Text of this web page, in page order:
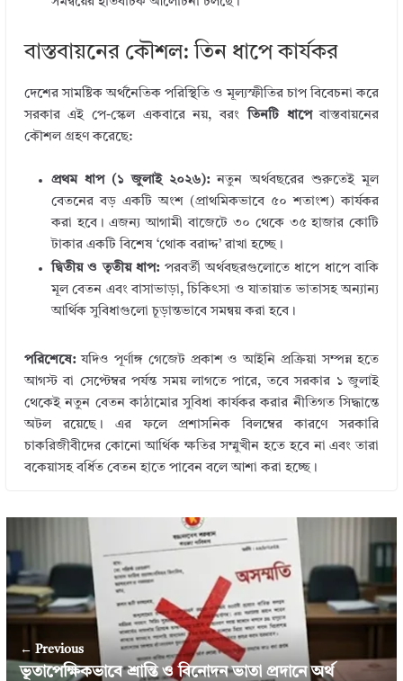
বাস্তবায়নের কৌশল: তিন ধাপে কার্যকর
দেশের সামষ্টিক অর্থনৈতিক পরিস্থিতি ও মূল্যস্ফীতির চাপ বিবেচনা করে
সরকার এই পে-স্কেল একবারে নয়, বরংতিনটি ধাপেবাস্তবায়নের
কৌশল গ্রহণ করেছে:
প্রথম ধাপ (১ জুলাই ২০২৬):নতুন অর্থবছরের শুরুতেই মূল
বেতনের বড় একটি অংশ (প্রাথমিকভাবে ৫০ শতাংশ) কার্যকর
করা হবে। এজন্য আগামী বাজেটে ৩০ থেকে ৩৫ হাজার কোটি
টাকার একটি বিশেষ ‘থোক বরাদ্দ’ রাখা হচ্ছে।
দ্বিতীয় ও তৃতীয় ধাপ:পরবর্তী অর্থবছরগুলোতে ধাপে ধাপে বাকি
মূল বেতন এবং বাসাভাড়া, চিকিৎসা ও যাতায়াত ভাতাসহ অন্যান্য
আর্থিক সুবিধাগুলো চূড়ান্তভাবে সমন্বয় করা হবে।
পরিশেষে:যদিও পূর্ণাঙ্গ গেজেট প্রকাশ ও আইনি প্রক্রিয়া সম্পন্ন হতে
আগস্ট বা সেপ্টেম্বর পর্যন্ত সময় লাগতে পারে, তবে সরকার ১ জুলাই
থেকেই নতুন বেতন কাঠামোর সুবিধা কার্যকর করার নীতিগত সিদ্ধান্তে
অটল রয়েছে। এর ফলে প্রশাসনিক বিলম্বের কারণে সরকারি
চাকরিজীবীদের কোনো আর্থিক ক্ষতির সম্মুখীন হতে হবে না এবং তারা
বকেয়াসহ বর্ধিত বেতন হাতে পাবেন বলে আশা করা হচ্ছে।
← Previous
ভূতাপেক্ষিকভাবে শ্রান্তি ও বিনোদন ভাতা প্রদানে অর্থ